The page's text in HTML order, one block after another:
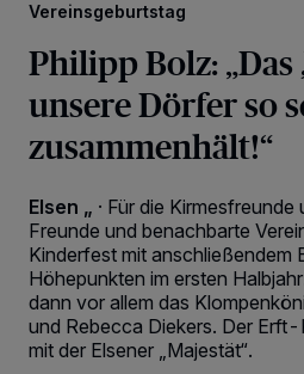
Vereinsgeburtstag
Philipp Bolz: „Das
unsere Dörfer so
zusammenhält!“
Elsen „ · Für die Kirmesfreunde
Freunde und benachbarte
Kinderfest mit anschließendem
Höhepunkten im ersten
dann vor allem das
und Rebecca Diekers. Der
mit der Elsener „Majestät“.